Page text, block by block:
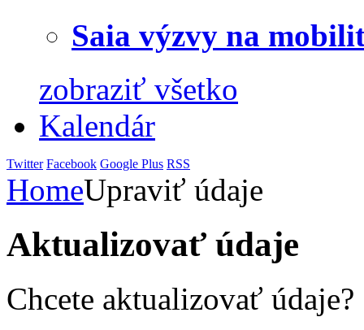
Saia výzvy na
zobraziť všetko
Kalendár
Twitter Facebook Google Plus RSS
HomeUpraviť údaje
Aktualizovať údaje
Chcete aktualizovať údaje?